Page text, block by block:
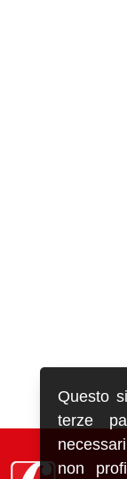
Questo
terze
non